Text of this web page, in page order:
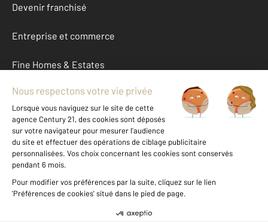
Devenir franchisé
Entreprise et commerce
Fine Homes & Estates
À propos
International
Nous contacter
Données personnelles